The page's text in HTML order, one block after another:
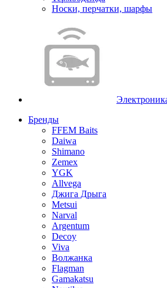
Носки, перчатки, шарфы
Бренды
FFEM Baits
Daiwa
Shimano
Zemex
YGK
Allvega
Джига Дрыга
Metsui
Narval
Argentum
Decoy
Viva
Волжанка
Flagman
Gamakatsu